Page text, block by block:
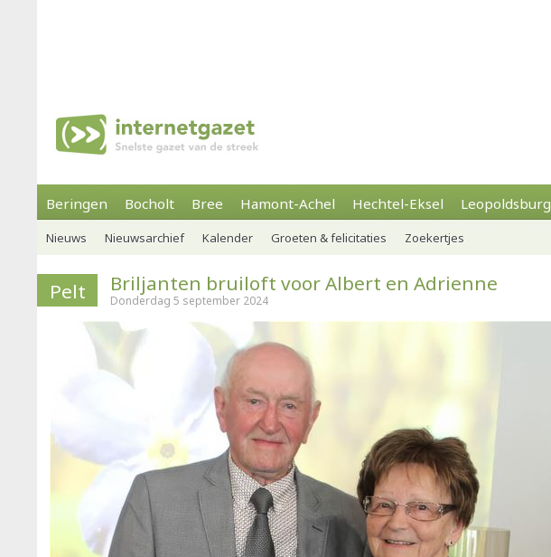
Beringen Bocholt Bree Hamont-Achel Hechtel-Eksel Leopoldsburg
Nieuws Nieuwsarchief Kalender Groeten & felicitaties Zoekertjes
Pelt Briljanten bruiloft voor Albert en Adrienne
Donderdag 5 september 2024